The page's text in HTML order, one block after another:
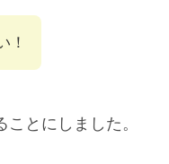
！
とにしました。